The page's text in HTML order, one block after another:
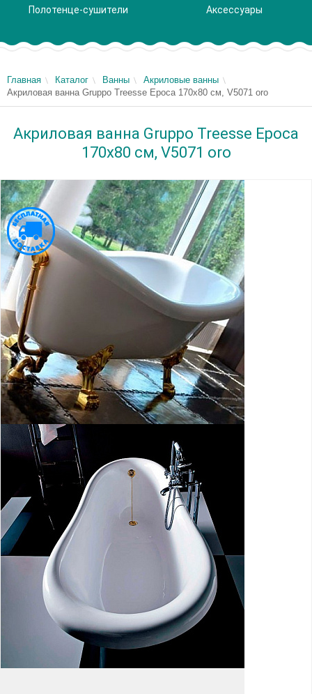
Полотенце-сушители Аксессуары
Главная Каталог Ванны
Акриловые ванны
Акриловая ванна Gruppo Treesse Epoca 170х80 см, V5071 oro
Акриловая ванна Gruppo Treesse Epoca
170х80 см, V5071 oro